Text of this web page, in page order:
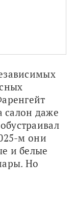
салон даже
м они
и белые
Но